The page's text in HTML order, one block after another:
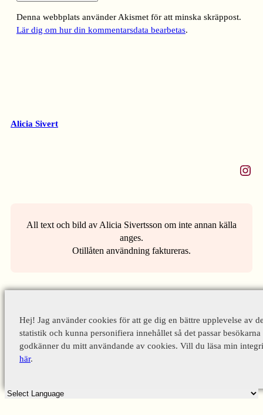
Denna webbplats använder Akismet för att minska skräppost.
Lär dig om hur din kommentarsdata bearbetas.
Alicia Sivert
Instagram
All text och bild av Alicia Sivertsson om inte annan källa
anges.
Otillåten användning faktureras.
Hej! Jag använder cookies för att ge dig en bättre upplevelse av
statistik och kunna personifiera innehållet så det passar
godkänner du mitt användande av cookies. Vill du läsa min
här.